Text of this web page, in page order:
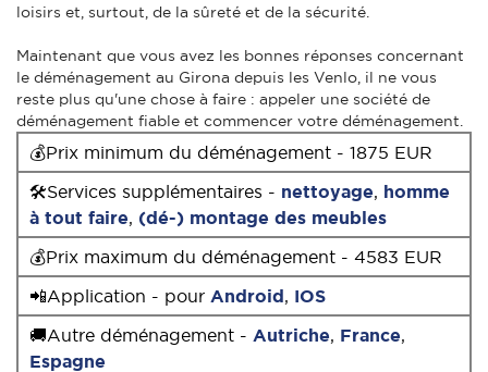
loisirs et, surtout, de la sûreté et de la sécurité.
Maintenant que vous avez les bonnes réponses concernant
le déménagement au Girona depuis les Venlo, il ne vous
reste plus qu'une chose à faire : appeler une société de
déménagement fiable et commencer votre déménagement.
💰Prix minimum du déménagement - 1875 EUR
🛠Services supplémentaires - nettoyage, homme
à tout faire, (dé-) montage des meubles
💰Prix maximum du déménagement - 4583 EUR
📲Application - pour Android, IOS
🚚Autre déménagement - Autriche, France,
Espagne